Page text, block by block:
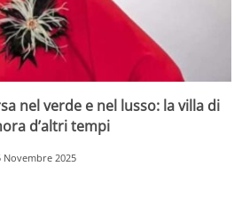
nel verde e nel lusso: la villa di
d’altri tempi
Novembre 2025